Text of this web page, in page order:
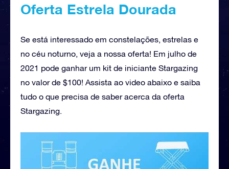
Oferta Estrela Dourada
Se está interessado em constelações, estrelas e
no céu noturno, veja a nossa oferta! Em julho de
2021 pode ganhar um kit de iniciante Stargazing
no valor de $100! Assista ao video abaixo e saiba
tudo o que precisa de saber acerca da oferta
Stargazing.